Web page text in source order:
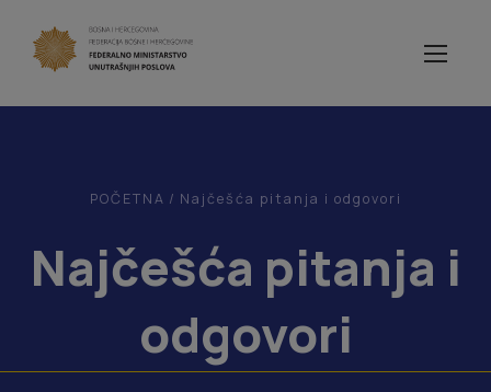
POČETNA / Najčešća pitanja i odgovori
Najčešća pitanja i
odgovori